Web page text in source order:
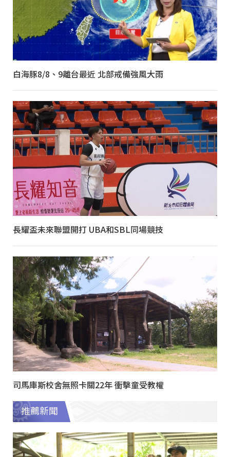
白海豚8/8、9離台最近 北部戒備強風大雨
長耀盃未來聯盟開打 UBA和SBL同場競技
司馬庫斯校舍無照卡關22年 衝擊童受教權
推薦新聞